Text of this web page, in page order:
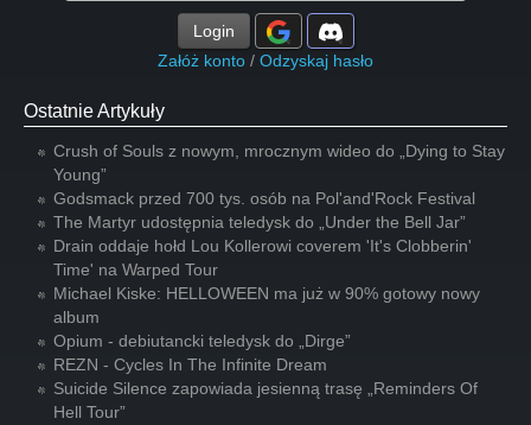
Login
Załóż konto / Odzyskaj hasło
Ostatnie Artykuły
Crush of Souls z nowym, mrocznym wideo do „Dying to Stay
Young”
Godsmack przed 700 tys. osób na Pol'and'Rock Festival
The Martyr udostępnia teledysk do „Under the Bell Jar”
Drain oddaje hołd Lou Kollerowi coverem 'It's Clobberin'
Time' na Warped Tour
Michael Kiske: HELLOWEEN ma już w 90% gotowy nowy
album
Opium - debiutancki teledysk do „Dirge”
REZN - Cycles In The Infinite Dream
Suicide Silence zapowiada jesienną trasę „Reminders Of
Hell Tour”